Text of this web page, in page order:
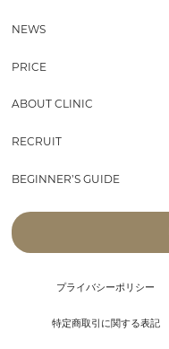
NEWS
PRICE
ABOUT CLINIC
RECRUIT
BEGINNER’S GUIDE
プライバシーポリシー
特定商取引に関する表記